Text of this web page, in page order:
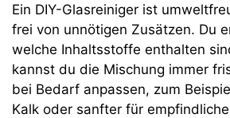
Ein DIY-Glasreiniger ist
frei von unnötigen Zusätzen. Du
welche Inhaltsstoffe enthalten
kannst du die Mischung immer
bei Bedarf anpassen, zum
Kalk oder sanfter für